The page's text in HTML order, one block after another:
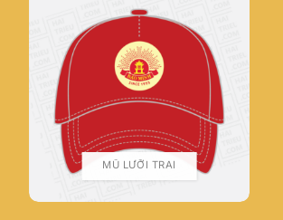
MŨ LƯỠI TRAI